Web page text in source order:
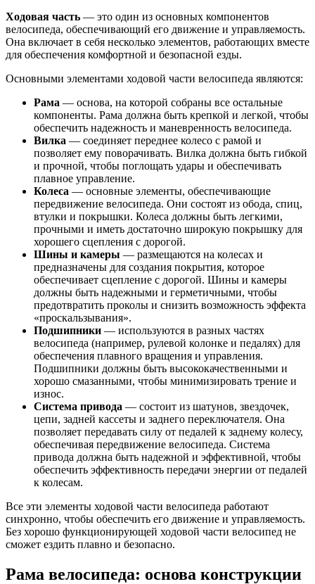
Ходовая часть — это один из основных компонентов
велосипеда, обеспечивающий его движение и управляемость.
Она включает в себя несколько элементов, работающих вместе
для обеспечения комфортной и безопасной езды.
Основными элементами ходовой части велосипеда являются:
Рама — основа, на которой собраны все остальные
компоненты. Рама должна быть крепкой и легкой, чтобы
обеспечить надежность и маневренность велосипеда.
Вилка — соединяет переднее колесо с рамой и
позволяет ему поворачивать. Вилка должна быть гибкой
и прочной, чтобы поглощать удары и обеспечивать
плавное управление.
Колеса — основные элементы, обеспечивающие
передвижение велосипеда. Они состоят из обода, спиц,
втулки и покрышки. Колеса должны быть легкими,
прочными и иметь достаточно широкую покрышку для
хорошего сцепления с дорогой.
Шины и камеры — размещаются на колесах и
предназначены для создания покрытия, которое
обеспечивает сцепление с дорогой. Шины и камеры
должны быть надежными и герметичными, чтобы
предотвратить проколы и снизить возможность эффекта
«проскальзывания».
Подшипники — используются в разных частях
велосипеда (например, рулевой колонке и педалях) для
обеспечения плавного вращения и управления.
Подшипники должны быть высококачественными и
хорошо смазанными, чтобы минимизировать трение и
износ.
Система привода — состоит из шатунов, звездочек,
цепи, задней кассеты и заднего переключателя. Она
позволяет передавать силу от педалей к заднему колесу,
обеспечивая передвижение велосипеда. Система
привода должна быть надежной и эффективной, чтобы
обеспечить эффективность передачи энергии от педалей
к колесам.
Все эти элементы ходовой части велосипеда работают
синхронно, чтобы обеспечить его движение и управляемость.
Без хорошо функционирующей ходовой части велосипед не
сможет ездить плавно и безопасно.
Рама велосипеда: основа конструкции